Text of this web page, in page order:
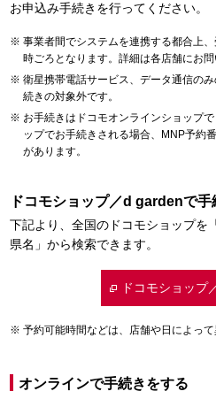
お申込み手続きを行ってください。
事業者間でシステムを連携する都合上
時ごろとなります。詳細は各店舗にお問
衛星携帯電話サービス、データ通信の
続きの対象外です。
お手続きはドコモオンラインショップ
ップでお手続きされる場合、MNP予約
があります。
ドコモショップ／d gardenで手
下記より、全国のドコモショップを
県名」から検索できます。
ドコモショップ
予約可能時間などは、店舗や日によって
オンラインで手続きをする